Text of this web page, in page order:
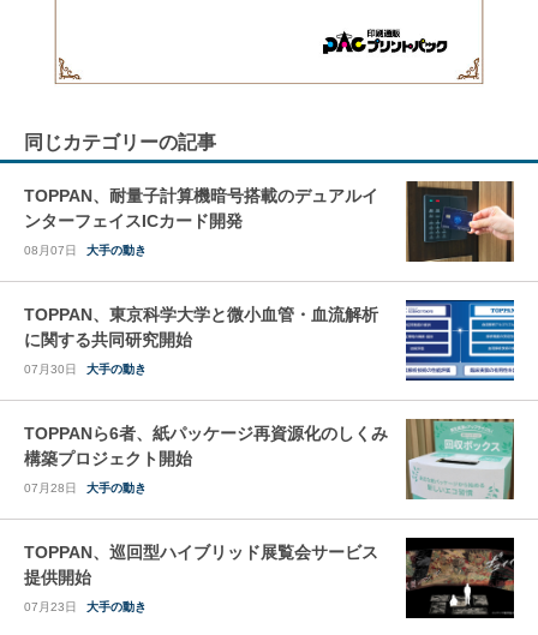
同じカテゴリーの記事
TOPPAN、耐量子計算機暗号搭載のデュアルイ
ンターフェイスICカード開発
08月07日 大手の動き
TOPPAN、東京科学大学と微小血管・血流解析
に関する共同研究開始
07月30日 大手の動き
TOPPANら6者、紙パッケージ再資源化のしくみ
構築プロジェクト開始
07月28日 大手の動き
TOPPAN、巡回型ハイブリッド展覧会サービス
提供開始
07月23日 大手の動き